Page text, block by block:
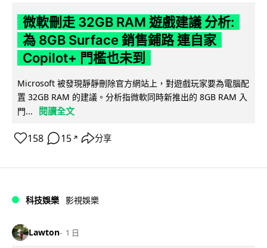
微軟刪走 32GB RAM 遊戲建議 分析:
為 8GB Surface 銷售鋪路 連自家
Copilot+ 門檻也未到
Microsoft 被發現靜靜刪除官方網站上，對遊戲玩家要為電腦配
置 32GB RAM 的建議。分析指微軟同時新推出的 8GB RAM 入
門...
閱讀全文
158 15 ↗ 分享
科技娛樂 影視娛樂
Lawton 1 日